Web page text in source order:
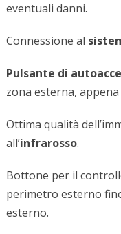
eventuali danni.
Connessione al
Pulsante di
zona esterna,
Ottima qualità
all’infrarosso.
Bottone per il
perimetro esterno
esterno.